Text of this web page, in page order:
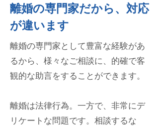
離婚の専門家だから、対応
が違います
離婚の専門家として豊富な経験があ
るから、 様々なご相談に、的確で客
観的な助言をすることができます。
離婚は法律行為。一方で、非常にデ
リケートな問題です。相談するな